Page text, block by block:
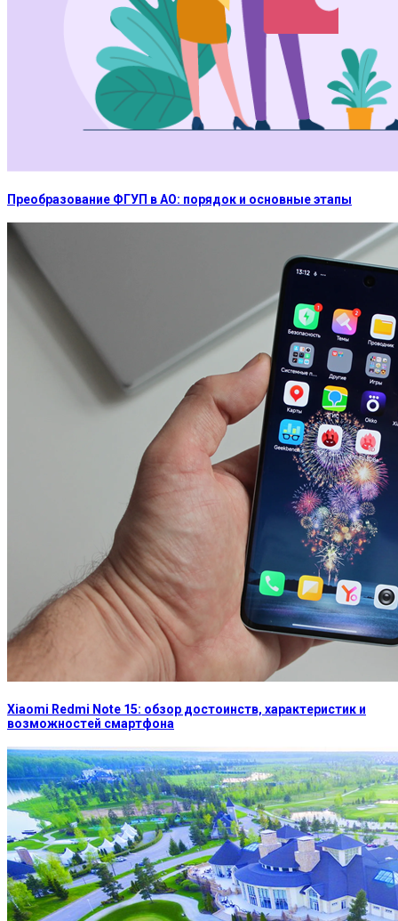
Преобразование ФГУП в АО: порядок и основные этапы
Xiaomi Redmi Note 15: обзор достоинств, характеристик и
возможностей смартфона